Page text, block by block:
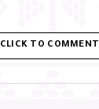
CLICK TO COMMENT